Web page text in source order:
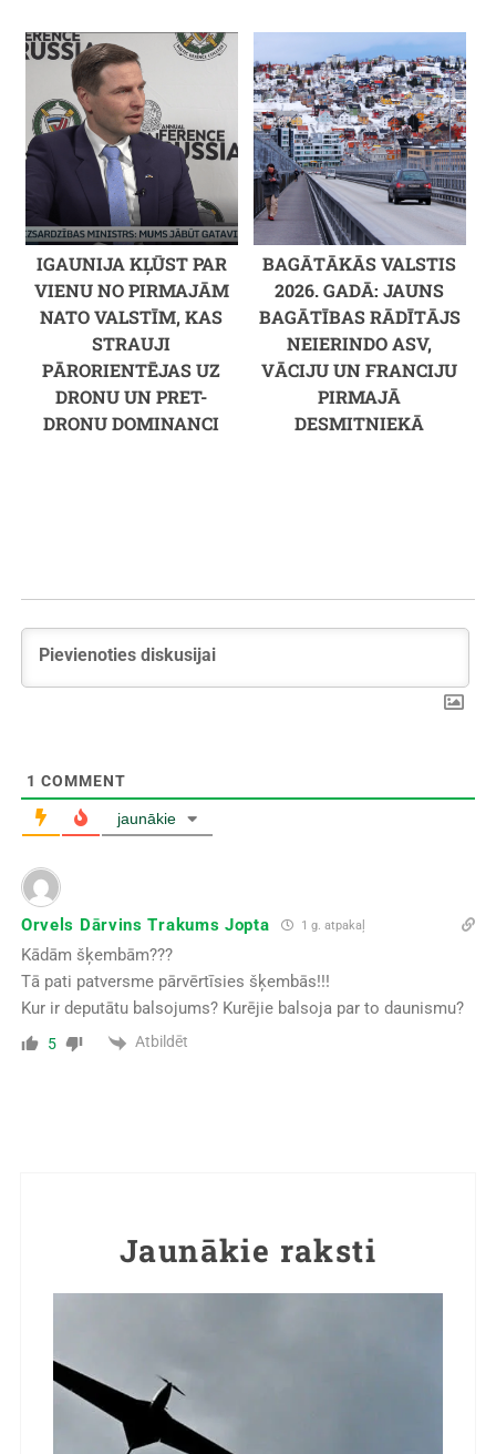
IGAUNIJA KĻŪST PAR
VIENU NO PIRMAJĀM
NATO VALSTĪM, KAS
STRAUJI
PĀRORIENTĒJAS UZ
DRONU UN PRET-
DRONU DOMINANCI
BAGĀTĀKĀS VALSTIS
2026. GADĀ: JAUNS
BAGĀTĪBAS RĀDĪTĀJS
NEIERINDO ASV,
VĀCIJU UN FRANCIJU
PIRMAJĀ
DESMITNIEKĀ
1 COMMENT
jaunākie
Orvels Dārvins Trakums Jopta 1 g. atpakaļ
Kādām šķembām???
Tā pati patversme pārvērtīsies šķembās!!!
Kur ir deputātu balsojums? Kurējie balsoja par to daunismu?
5 Atbildēt
Jaunākie raksti